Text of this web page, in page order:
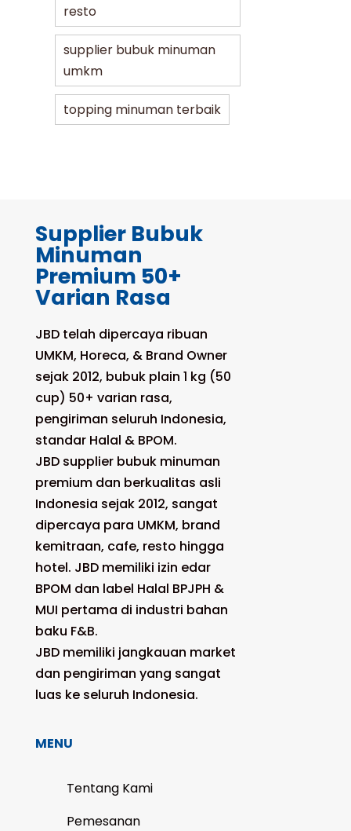
resto
supplier bubuk minuman
umkm
topping minuman terbaik
Supplier Bubuk
Minuman
Premium 50+
Varian Rasa
JBD telah dipercaya ribuan
UMKM, Horeca, & Brand Owner
sejak 2012, bubuk plain 1 kg (50
cup) 50+ varian rasa,
pengiriman seluruh Indonesia,
standar Halal & BPOM.
JBD supplier bubuk minuman
premium dan berkualitas asli
Indonesia sejak 2012, sangat
dipercaya para UMKM, brand
kemitraan, cafe, resto hingga
hotel. JBD memiliki izin edar
BPOM dan label Halal BPJPH &
MUI pertama di industri bahan
baku F&B.
JBD memiliki jangkauan market
dan pengiriman yang sangat
luas ke seluruh Indonesia.
MENU
Tentang Kami
Pemesanan